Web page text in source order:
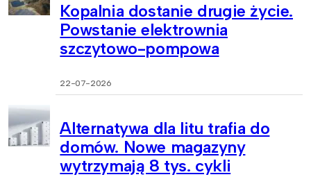
Kopalnia dostanie drugie życie.
Powstanie elektrownia
szczytowo-pompowa
22-07-2026
Alternatywa dla litu trafia do
domów. Nowe magazyny
wytrzymają 8 tys. cykli